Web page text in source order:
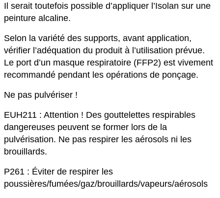
Il serait toutefois possible d’appliquer l’Isolan sur une
peinture alcaline.
Selon la variété des supports, avant application,
vérifier l’adéquation du produit à l’utilisation prévue.
Le port d’un masque respiratoire (FFP2) est vivement
recommandé pendant les opérations de ponçage.
Ne pas pulvériser !
EUH211 : Attention ! Des gouttelettes respirables
dangereuses peuvent se former lors de la
pulvérisation. Ne pas respirer les aérosols ni les
brouillards.
P261 : Éviter de respirer les
poussières/fumées/gaz/brouillards/vapeurs/aérosols